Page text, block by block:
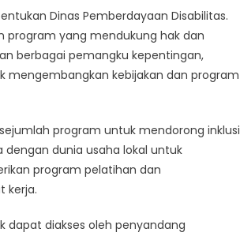
Dinas Pemberdayaan Disabilitas.
program yang mendukung hak dan
berbagai pemangku kepentingan,
mengembangkan kebijakan dan program
program untuk mendorong inklusi
dunia usaha lokal untuk
program pelatihan dan
kerja.
dapat diakses oleh penyandang